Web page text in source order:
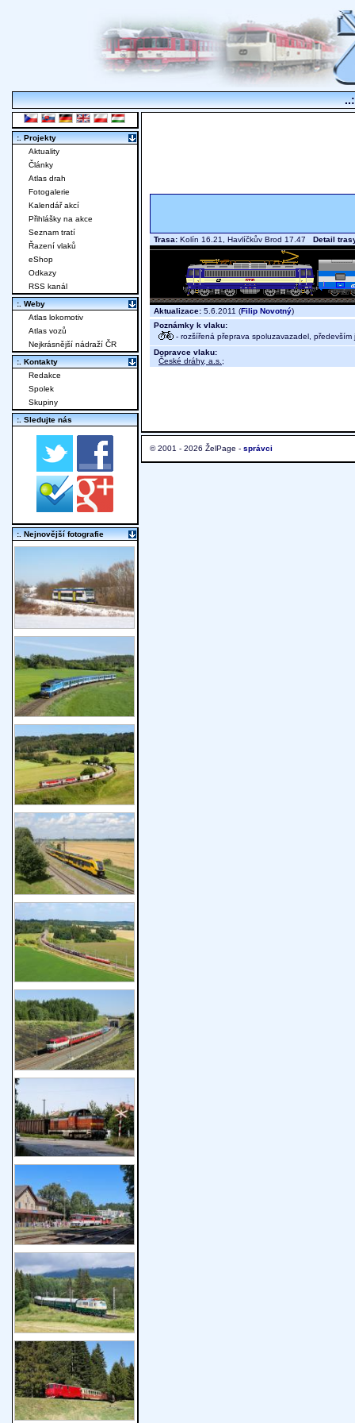
Trasa: Kolín 16.21, Havlíčkův Brod 17.47 Detail
Aktualizace: 5.6.2011 (Filip Novotný)
Poznámky k vlaku:
- rozšířená přeprava spoluzavazadel, především
Dopravce vlaku:
České dráhy, a.s. ;
© 2001 - 2026 ŽelPage - správci
:. Projekty
Aktuality
Články
Atlas drah
Fotogalerie
Kalendář akcí
Přihlášky na akce
Seznam tratí
Řazení vlaků
eShop
Odkazy
RSS kanál
:. Weby
Atlas lokomotiv
Atlas vozů
Nejkrásnější nádraží ČR
:. Kontakty
Redakce
Spolek
Skupiny
:. Sledujte nás
:. Nejnovější fotografie